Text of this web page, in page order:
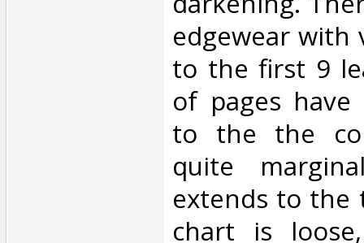
edgewear with
to the first 9
of pages
to the the
quite
extends to the
chart is